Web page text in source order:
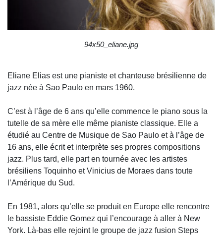
94x50_eliane.jpg
Eliane Elias est une pianiste et chanteuse brésilienne de
jazz née à Sao Paulo en mars 1960.
C’est à l’âge de 6 ans qu’elle commence le piano sous la
tutelle de sa mère elle même pianiste classique. Elle a
étudié au Centre de Musique de Sao Paulo et à l’âge de
16 ans, elle écrit et interprète ses propres compositions
jazz. Plus tard, elle part en tournée avec les artistes
brésiliens Toquinho et Vinicius de Moraes dans toute
l’Amérique du Sud.
En 1981, alors qu’elle se produit en Europe elle rencontre
le bassiste Eddie Gomez qui l’encourage à aller à New
York. Là-bas elle rejoint le groupe de jazz fusion Steps